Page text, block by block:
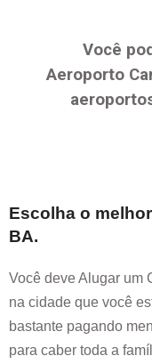
Você
Aeroporto
Escolha o
BA.
Você deve Alugar um
na cidade que você
bastante pagando
para caber toda a